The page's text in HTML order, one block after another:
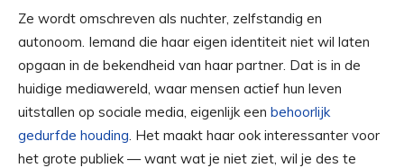
Ze wordt omschreven als nuchter, zelfstandig en
autonoom. Iemand die haar eigen identiteit niet wil laten
opgaan in de bekendheid van haar partner. Dat is in de
huidige mediawereld, waar mensen actief hun leven
uitstallen op sociale media, eigenlijk een behoorlijk
gedurfde houding. Het maakt haar ook interessanter voor
het grote publiek — want wat je niet ziet, wil je des te